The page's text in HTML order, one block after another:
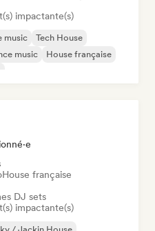
impactante(s)
music
Tech House
music
House française
House française
DJ sets
impactante(s)